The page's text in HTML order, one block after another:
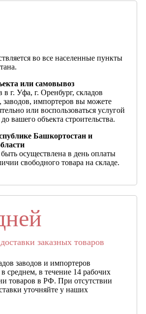
во все населенные пункты
или самовывоз
в г. Уфа, г. Оренбург, складов
заводов, импортеров вы можете
или воспользоваться услугой
вашего объекта строительства.
Башкортостан и
осуществлена в день оплаты
свободного товара на складе.
заказных товаров
заводов и импортеров
в среднем, в течение 14 рабочих
товаров в РФ. При отсутствии
уточняйте у наших